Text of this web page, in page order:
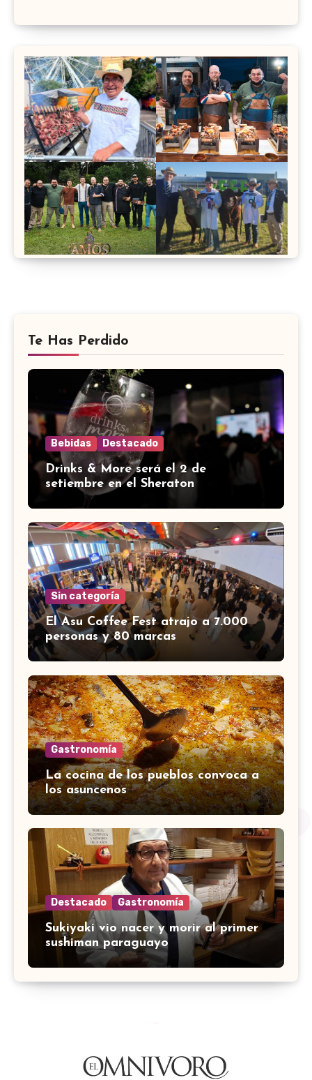
Te Has Perdido
Bebidas Destacado
Drinks & More será el 2 de
setiembre en el Sheraton
Sin categoría
El Asu Coffee Fest atrajo a 7.000
personas y 80 marcas
Gastronomía
La cocina de los pueblos convoca a
los asuncenos
Destacado Gastronomía
Sukiyaki vio nacer y morir al primer
sushiman paraguayo